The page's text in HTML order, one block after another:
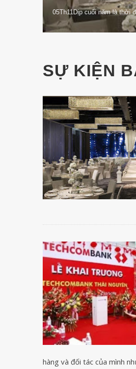
05Th11Dịp cuối năm là thời
Chia sẻ
Hiện nay có rất nhiều hình
SỰ KIỆN
hàng và đối tác của mình